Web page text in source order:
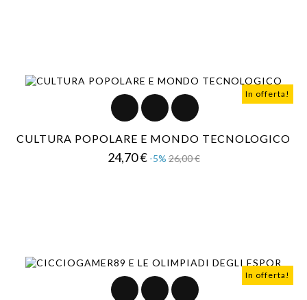
In offerta!
CULTURA POPOLARE E MONDO TECNOLOGICO
24,70 € Prezzo
-5% 26,00 €Prezzo
In offerta!